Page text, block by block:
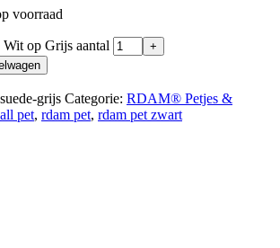
voorraad
op Grijs aantal
grijs Categorie: RDAM® Petjes &
pet, rdam pet, rdam pet zwart